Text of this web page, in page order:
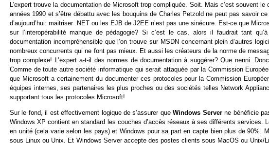
L’expert trouve la documentation de Microsoft trop compliquée. Soit. Mais c’est souvent
années 1990 et s’être débattu avec les bouquins de Charles Petzold ne peut pas savoir
d’aujourd’hui: maitriser .NET ou les EJB de J2EE n’est pas une sinécure. Est-ce que
sur l’interopérabilité manque de pédagogie? Si c’est le cas, alors il faudrait tant
documentation incompréhensible que l’on trouve sur MSDN concernant plein d’autres
nombreux concurrents qui ne font pas mieux. Et aussi les créateurs de la norme de
trop complexe! L’expert a-t-il des normes de documentation à suggérer? Que nenni.
Comme de toute autre société informatique qui serait attaquée par la Commission
que Microsoft a certainement du documenter ces protocoles pour la Commission
équipes internes, ses partenaires les plus proches ou des sociétés telles Network
supportant tous les protocoles Microsoft!
Sur le fond, il est effectivement logique de s’assurer queWindows Serverne bénéficie
Windows XP contient en standard les couches d’accès réseaux à ses différents services.
en unité (cela varie selon les pays) et Windows pour sa part en capte bien plus de 90%.
sous Linux ou Unix. Et Windows Server accepte des postes clients sous MacOS ou Unix/